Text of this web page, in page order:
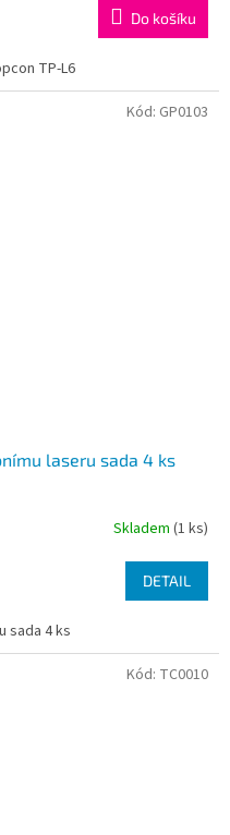
Do košíku
TP-L6
laseru sada 4 ks
Skladem (1 ks)
DETAIL
sada 4 ks
Kód: GP0103
Kód: TC0010